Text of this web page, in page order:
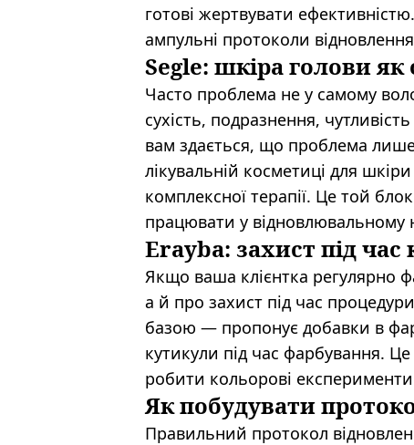
готові жертвувати
ампульні протоколи
Segle: шкіра голови
Часто проблема не у самому
сухість, подразнення,
вам здається, що проблема лише
лікувальній косметиці для
комплексної терапії. Це той
працювати у відновлювальному
Erayba: захист під
Якщо ваша клієнтка регулярно
а й про захист під час
базою — пропонує добавки в
кутикули під час фарбування.
робити кольорові
Як побудувати
Правильний протокол